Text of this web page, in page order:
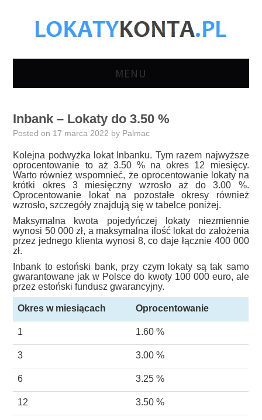
MENU
KONTA
OSZCZĘDNOŚCIOWE
KONTA OSOBISTE
KONTA FIRMOWE
AKTUALNOŚCI
Inbank – Lokaty do 3.50 %
Posted on 17 marca 2022 by Palmac
Kolejna podwyżka lokat Inbanku. Tym razem najwyższe
oprocentowanie to aż 3.50 % na okres 12 miesięcy.
Warto również wspomnieć, że oprocentowanie lokaty na
krótki okres 3 miesięczny wzrosło aż do 3.00 %.
Oprocentowanie lokat na pozostałe okresy również
wzrosło, szczegóły znajdują się w tabelce poniżej.
Maksymalna kwota pojedyńczej lokaty niezmiennie
wynosi 50 000 zł, a maksymalna ilość lokat do założenia
przez jednego klienta wynosi 8, co daje łącznie 400 000
zł.
Inbank to estoński bank, przy czym lokaty są tak samo
gwarantowane jak w Polsce do kwoty 100 000 euro, ale
przez estoński fundusz gwarancyjny.
Okres w miesiącach Oprocentowanie
1 1.60 %
3 3.00 %
6 3.25 %
12 3.50 %